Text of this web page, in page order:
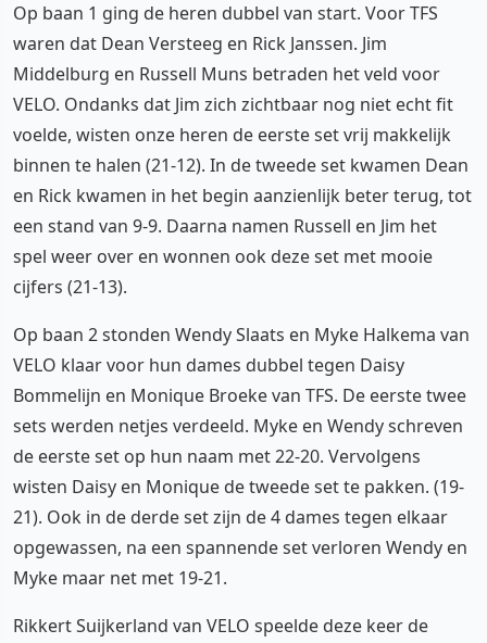
Op baan 1 ging de heren dubbel van start. Voor TFS
waren dat Dean Versteeg en Rick Janssen. Jim
Middelburg en Russell Muns betraden het veld voor
VELO. Ondanks dat Jim zich zichtbaar nog niet echt fit
voelde, wisten onze heren de eerste set vrij makkelijk
binnen te halen (21-12). In de tweede set kwamen Dean
en Rick kwamen in het begin aanzienlijk beter terug, tot
een stand van 9-9. Daarna namen Russell en Jim het
spel weer over en wonnen ook deze set met mooie
cijfers (21-13).
Op baan 2 stonden Wendy Slaats en Myke Halkema van
VELO klaar voor hun dames dubbel tegen Daisy
Bommelijn en Monique Broeke van TFS. De eerste twee
sets werden netjes verdeeld. Myke en Wendy schreven
de eerste set op hun naam met 22-20. Vervolgens
wisten Daisy en Monique de tweede set te pakken. (19-
21). Ook in de derde set zijn de 4 dames tegen elkaar
opgewassen, na een spannende set verloren Wendy en
Myke maar net met 19-21.
Rikkert Suijkerland van VELO speelde deze keer de